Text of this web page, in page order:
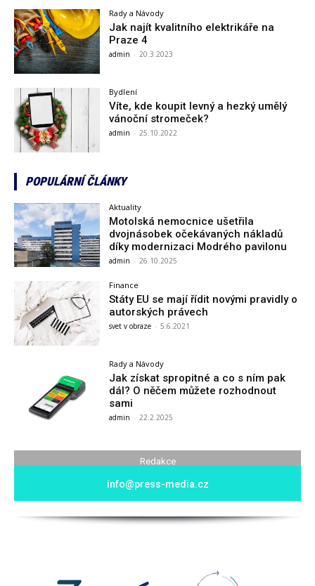
Rady a Návody
Jak najít kvalitního elektrikáře na
Praze 4
admin - 20.3.2023
Bydlení
Víte, kde koupit levný a hezký umělý
vánoční stromeček?
admin - 25.10.2022
POPULÁRNÍ ČLÁNKY
Aktuality
Motolská nemocnice ušetřila
dvojnásobek očekávaných nákladů
díky modernizaci Modrého pavilonu
admin - 26.10.2025
Finance
Státy EU se mají řídit novými pravidly o
autorských právech
svet v obraze - 5.6.2021
Rady a Návody
Jak získat spropitné a co s ním pak
dál? O něčem můžete rozhodnout
sami
admin - 22.2.2025
Redakce
info@press-media.cz